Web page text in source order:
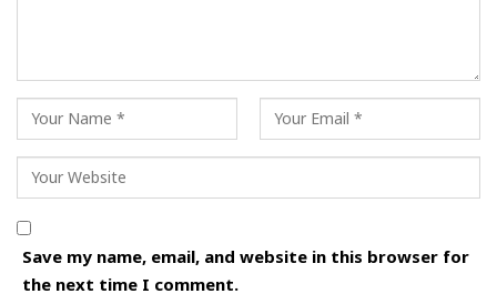
Save my name, email, and website in this browser for
the next time I comment.